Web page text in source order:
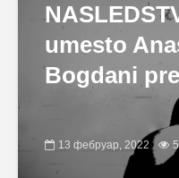
umesto
Bogdani
13 фебруар, 2022